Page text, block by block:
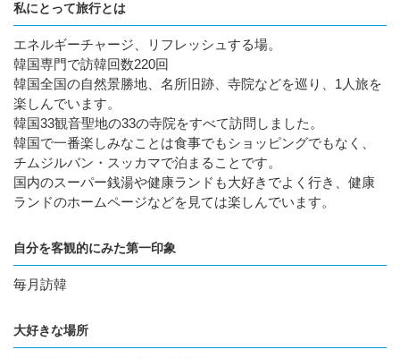
私にとって旅行とは
エネルギーチャージ、リフレッシュする場。
韓国専門で訪韓回数220回
韓国全国の自然景勝地、名所旧跡、寺院などを巡り、1人旅を
楽しんでいます。
韓国33観音聖地の33の寺院をすべて訪問しました。
韓国で一番楽しみなことは食事でもショッピングでもなく、
チムジルバン・スッカマで泊まることです。
国内のスーパー銭湯や健康ランドも大好きでよく行き、健康
ランドのホームページなどを見ては楽しんでいます。
自分を客観的にみた第一印象
毎月訪韓
大好きな場所